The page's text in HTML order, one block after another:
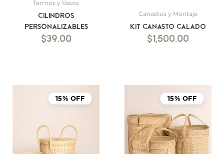
Termos y Vasos
Cilindros
Personalizables
$39.00
Canastos y Montaje
Kit Canasto Calado
$1,500.00
15% OFF 15% OFF